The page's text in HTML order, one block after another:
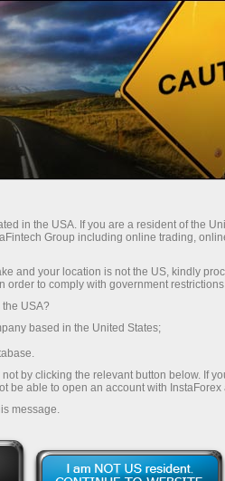
курсы Обучение
анализ
волнового
эффективность
раз! После
in the USA. If you are a resident of the
Group including online trading,
and your location is not the US, kindly
order to comply with government
USA?
based in the United States;
by clicking the relevant button below. If
be able to open an account with InstaForex
message.